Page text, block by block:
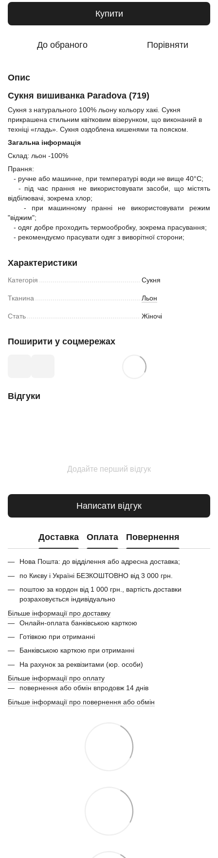
Купити
До обраного Порівняти
Опис
Сукня вишиванка Paradova (719)
Сукня з натурального 100% льону кольору хакі. Сукня
прикрашена стильним квітковим візерунком, що виконаний в
техніці «гладь». Сукня оздоблена кишенями та пояском.
Загальна інформація
Склад: льон -100%
Прання:
- ручне або машинне, при температурі води не вище 40°C;
- під час прання не використовувати засоби, що містять
відбілювачі, зокрема хлор;
- при машинному пранні не використовувати режим
"віджим";
- одяг добре проходить термообробку, зокрема прасування;
- рекомендуємо прасувати одяг з виворітної сторони;
Характеристики
Категорія Сукня
Тканина Льон
Стать Жіночі
Поширити у соцмережах
Відгуки
Додайте перший відгук
Написати відгук
Доставка Оплата Повернення
Нова Пошта: до відділення або адресна доставка;
по Києву і Україні БЕЗКОШТОВНО від 3 000 грн.
поштою за кордон від 1 000 грн., вартість доставки
розраховується індивідуально
Більше інформації про доставку
Онлайн-оплата банківською карткою
Готівкою при отриманні
Банківською карткою при отриманні
На рахунок за реквізитами (юр. особи)
Більше інформації про оплату
повернення або обмін впродовж 14 днів
Більше інформації про повернення або обмін